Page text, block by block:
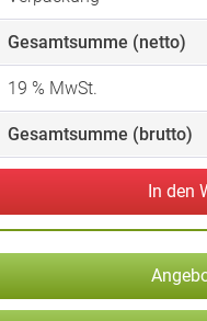
Gesamtsumme (netto)
19 % MwSt.
Gesamtsumme (brutto)
In den